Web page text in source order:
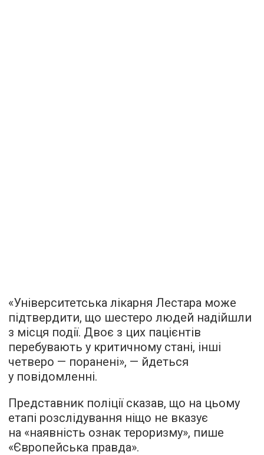
«Університетська лікарня Лестара може
підтвердити, що шестеро людей надійшли
з місця події. Двоє з цих пацієнтів
перебувають у критичному стані, інші
четверо — поранені», — йдеться
у повідомленні.
Представник поліції сказав, що на цьому
етапі розслідування ніщо не вказує
на «наявність ознак тероризму», пише
«Європейська правда».